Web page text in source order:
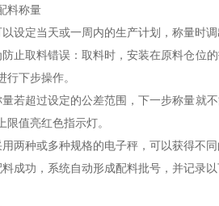
称量
定当天或一周内的生产计划，称量时调
取料错误：取料时，安装在原料仓位的
行下步操作。
超过设定的公差范围，下一步称量就不
限值亮红色指示灯。
种或多种规格的电子秤，可以获得不同
功，系统自动形成配料批号，并记录以